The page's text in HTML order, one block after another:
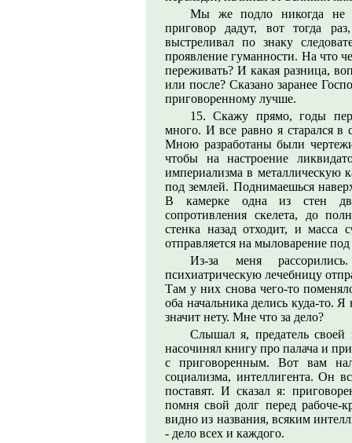
Мы же подло никогда не
приговор дадут, вот тогда
выстреливал по знаку
проявление гуманности. На что
переживать? И какая разница,
или после? Сказано заранее
приговоренному лучше.
15. Скажу прямо, годы
много. И все равно я старался в
Мною разработаны были чертежи
чтобы на настроение
империализма в металлическую
под землей. Поднимаешься
В камерке одна из стен
сопротивления скелета, до
стенка назад отходит, и масса
отправляется на мыловарение
Из-за меня
психиатрическую лечебницу
Там у них снова чего-то
оба начальника делись куда-то.
значит нету. Мне что за дело?
Слышал я, предатель своей
насочинял книгу про палача и
с приговоренным. Вот вам
социализма, интеллигента. Он
поставят. И сказал я:
помня свой долг перед рабоче-
видно из названия, всяким
- дело всех и каждого.